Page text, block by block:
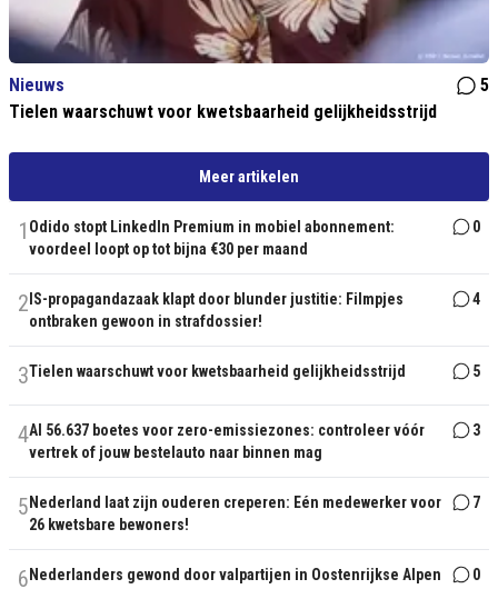
Nieuws
5
Tielen waarschuwt voor kwetsbaarheid gelijkheidsstrijd
Meer artikelen
1 Odido stopt LinkedIn Premium in mobiel abonnement:
voordeel loopt op tot bijna €30 per maand
0
2 IS-propagandazaak klapt door blunder justitie: Filmpjes
ontbraken gewoon in strafdossier!
4
3Tielen waarschuwt voor kwetsbaarheid gelijkheidsstrijd 5
4Al 56.637 boetes voor zero-emissiezones: controleer vóór
vertrek of jouw bestelauto naar binnen mag
3
5 Nederland laat zijn ouderen creperen: Eén medewerker voor
26 kwetsbare bewoners!
7
6 Nederlanders gewond door valpartijen in Oostenrijkse Alpen 0